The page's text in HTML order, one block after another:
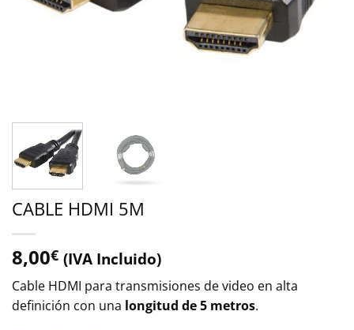
CABLE HDMI 5M
8,00€ (IVA Incluido)
Cable HDMI para transmisiones de video en alta
definición con una longitud de 5 metros.